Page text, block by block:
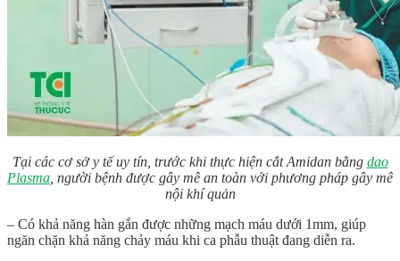
Tại các cơ sở y tế uy tín, trước khi thực hiện cắt Amidan bằng dao
Plasma , người bệnh được gây mê an toàn với phương pháp gây mê
nội khí quản
– Có khả năng hàn gắn được những mạch máu dưới 1mm, giúp
ngăn chặn khả năng chảy máu khi ca phẫu thuật đang diễn ra.